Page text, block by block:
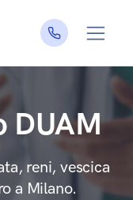
DUAM
reni, vescica
a Milano.